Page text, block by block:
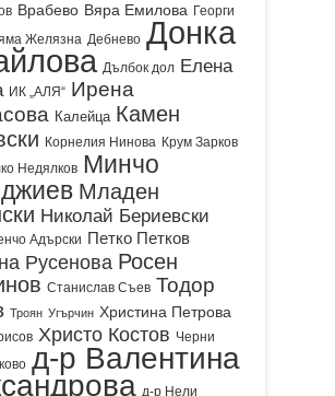
Врабево Вяра Емилова Георги
Желязна Дебнево Донка
Дълбок дол Елена
ИК „АЛЯ“ Ирена
Калейца Камен
Корнелия Нинова Крум Зарков
Недялков Минчо
Младен
Николай Бериевски
Адърски Петко Петков
Русенова Росен
Станислав Съев Тодор
Троян Угърчин Христина Петрова
Христо Костов Черни
д-р Валентина
д-р Нели